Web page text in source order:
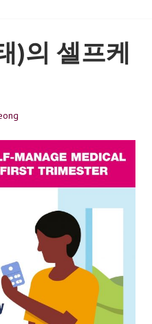
)의 셀프케